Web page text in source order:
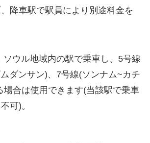
降車駅で駅員により別途料金を
ウル地域内の駅で乗車し、5号線
ダンサン)、7号線(ソンナム~カチ
場合は使用できます(当該駅で乗車
可)。